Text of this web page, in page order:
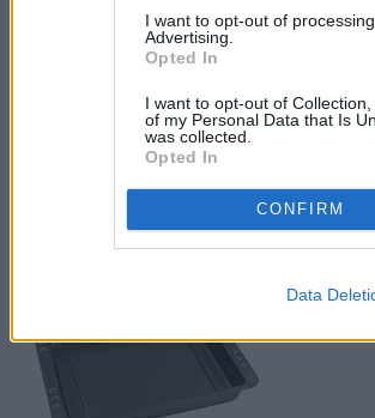
I want to opt-out of
Advertising.
Opted In
I want to opt-out of
of my Personal Data that Is
was collected.
Opted In
CONFIRM
Data
Stunden kalt stellen.
Backform 28,5 x 23 x 4 cm
antihaftbeschichtet,
hitzebeständigzur Backform